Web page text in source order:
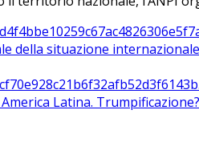
della situazione
Latina. Trumpificazione?